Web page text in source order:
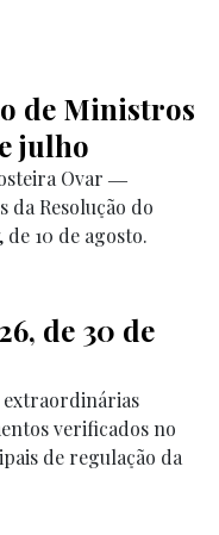
de Ministros
julho
Ovar ―
da Resolução do
de 10 de agosto.
de 30 de
extraordinárias
verificados no
de regulação da